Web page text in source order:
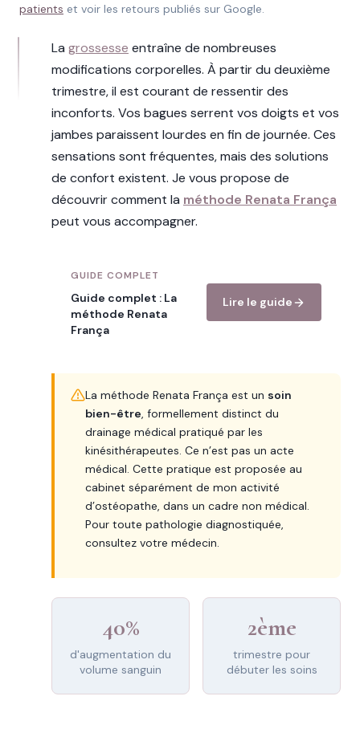
patients et voir les retours publiés sur Google.
La grossesse entraîne de nombreuses
modifications corporelles. À partir du deuxième
trimestre, il est courant de ressentir des
inconforts. Vos bagues serrent vos doigts et vos
jambes paraissent lourdes en fin de journée. Ces
sensations sont fréquentes, mais des solutions
de confort existent. Je vous propose de
découvrir comment la méthode Renata França
peut vous accompagner.
GUIDE COMPLET
Guide complet : La
méthode Renata
França
Lire le guide
La méthode Renata França est un soin
bien-être, formellement distinct du
drainage médical pratiqué par les
kinésithérapeutes. Ce n’est pas un acte
médical. Cette pratique est proposée au
cabinet séparément de mon activité
d’ostéopathe, dans un cadre non médical.
Pour toute pathologie diagnostiquée,
consultez votre médecin.
40%
d'augmentation du
volume sanguin
2ème
trimestre pour
débuter les soins